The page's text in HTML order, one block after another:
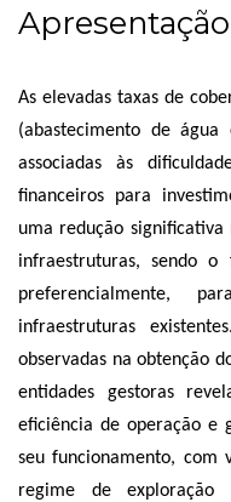
Apresentação
As elevadas taxas de
(abastecimento de água
associadas às
financeiros para
uma redução
infraestruturas, sendo o
preferencialmente,
infraestruturas
observadas na obtenção
entidades gestoras
eficiência de operação e
seu funcionamento, com
regime de exploração